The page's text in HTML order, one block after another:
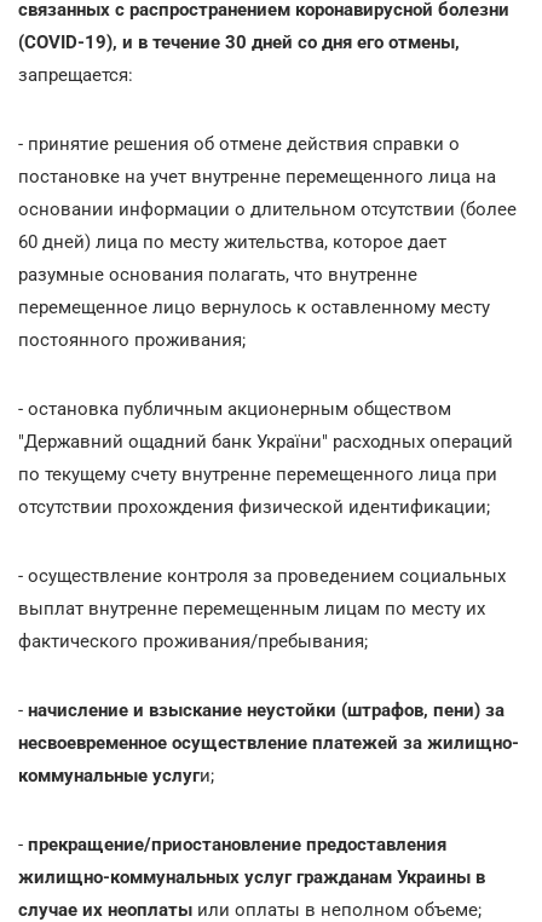
связанных с распространением коронавирусной болезни
(COVID-19), и в течение 30 дней со дня его отмены,
запрещается:
- принятие решения об отмене действия справки о
постановке на учет внутренне перемещенного лица на
основании информации о длительном отсутствии (более
60 дней) лица по месту жительства, которое дает
разумные основания полагать, что внутренне
перемещенное лицо вернулось к оставленному месту
постоянного проживания;
- остановка публичным акционерным обществом
"Державний ощадний банк України" расходных операций
по текущему счету внутренне перемещенного лица при
отсутствии прохождения физической идентификации;
- осуществление контроля за проведением социальных
выплат внутренне перемещенным лицам по месту их
фактического проживания/пребывания;
- начисление и взыскание неустойки (штрафов, пени) за
несвоевременное осуществление платежей за жилищно-
коммунальные услуги;
- прекращение/приостановление предоставления
жилищно-коммунальных услуг гражданам Украины в
случае их неоплаты или оплаты в неполном объеме;